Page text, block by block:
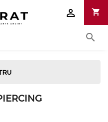
shopping_cart

